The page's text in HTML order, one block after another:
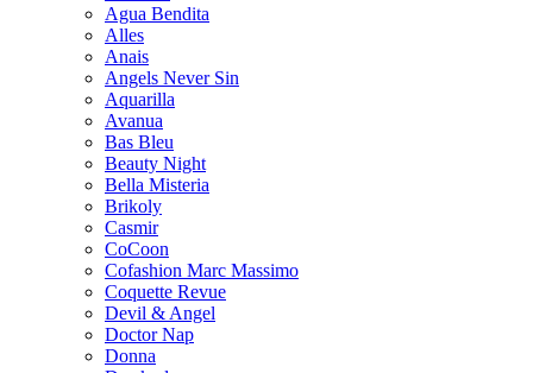
Agua Bendita
Alles
Anais
Angels Never Sin
Aquarilla
Avanua
Bas Bleu
Beauty Night
Bella Misteria
Brikoly
Casmir
CoCoon
Cofashion Marc Massimo
Coquette Revue
Devil & Angel
Doctor Nap
Donna